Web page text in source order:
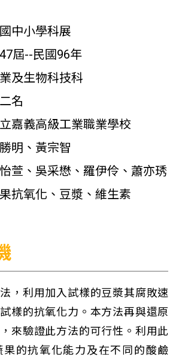
中小學科展
屆--民國96年
及生物科技科
名
嘉義高級工業職業學校
明、黃宗智
萱、吳采懋、羅伊伶、蕭亦琇
抗氧化、豆漿、維生素
，利用加入試樣的豆漿其腐敗速
樣的抗氧化力。本方法再與還原
來驗證此方法的可行性。利用此
果的抗氧化能力及在不同的酸鹼